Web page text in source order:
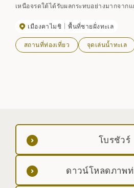
เหนือจรดใต้ได้รับผลกระทบอย่างมากจาก
เงียบสงบยังคงไม่เปลี่ยนแปลง
เมืองคาไมชิ พื้นที่ชายฝั่งทะเล
สถานที่ท่องเที่ยว จุดเล่นน้ำทะเล
โบรชัวร์
ดาวน์โหลดภาพท่